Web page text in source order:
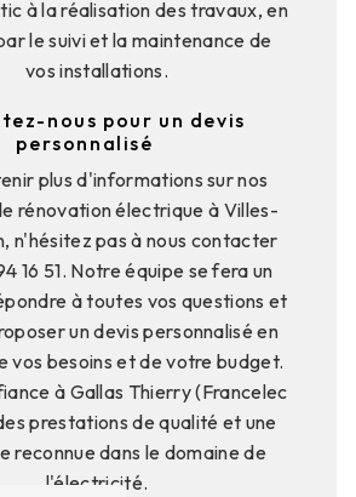
à la réalisation des travaux, en
le suivi et la maintenance de
vos installations.
nous pour un devis
personnalisé
plus d'informations sur nos
rénovation électrique à Villes-
n'hésitez pas à nous contacter
16 51. Notre équipe se fera un
à toutes vos questions et
un devis personnalisé en
vos besoins et de votre budget.
à Gallas Thierry (Francelec
prestations de qualité et une
reconnue dans le domaine de
l'électricité.